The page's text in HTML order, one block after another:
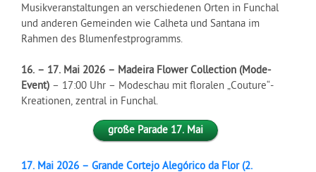
Musikveranstaltungen an verschiedenen Orten in Funchal
und anderen Gemeinden wie Calheta und Santana im
Rahmen des Blumenfestprogramms.
16. – 17. Mai 2026 – Madeira Flower Collection (Mode-
Event) – 17:00 Uhr – Modeschau mit floralen „Couture“-
Kreationen, zentral in Funchal.
große Parade 17. Mai
17. Mai 2026 – Grande Cortejo Alegórico da Flor (2.